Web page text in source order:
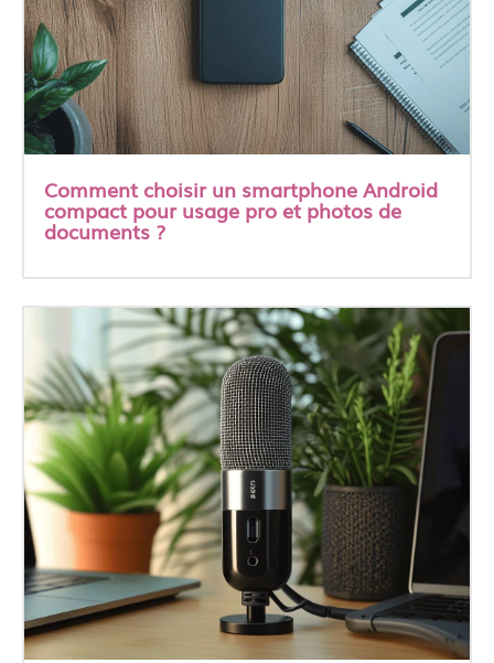
Comment choisir un smartphone Android
compact pour usage pro et photos de
documents ?